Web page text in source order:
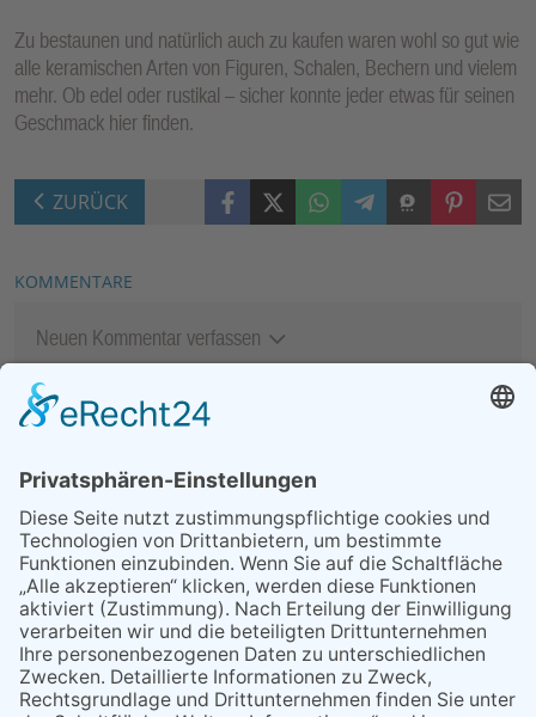
Zu bestaunen und natürlich auch zu kaufen waren wohl so gut wie
alle keramischen Arten von Figuren, Schalen, Bechern und vielem
mehr. Ob edel oder rustikal – sicher konnte jeder etwas für seinen
Geschmack hier finden.
ZURÜCK FacebookX (Twitter)WhatsAppTelegramThreemaPinterestMail
KOMMENTARE
Neuen Kommentar verfassen
MEIST GELESEN
07.08.2026
„Männerschuppen“ stellt sich
vor
29.05.2026
Was Tschernobyl vor 40
Jahren für Kriftel bedeutete
07.08.2026
Polizeibericht
06.08.2026
13. Folk- & Bluesfestival
kehrt zurück zu seinen
Wurzeln